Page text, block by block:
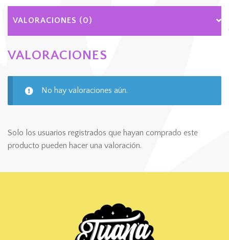
VALORACIONES (0)
VALORACIONES
No hay valoraciones aún.
Solo los usuarios registrados que hayan comprado este
producto pueden hacer una valoración.